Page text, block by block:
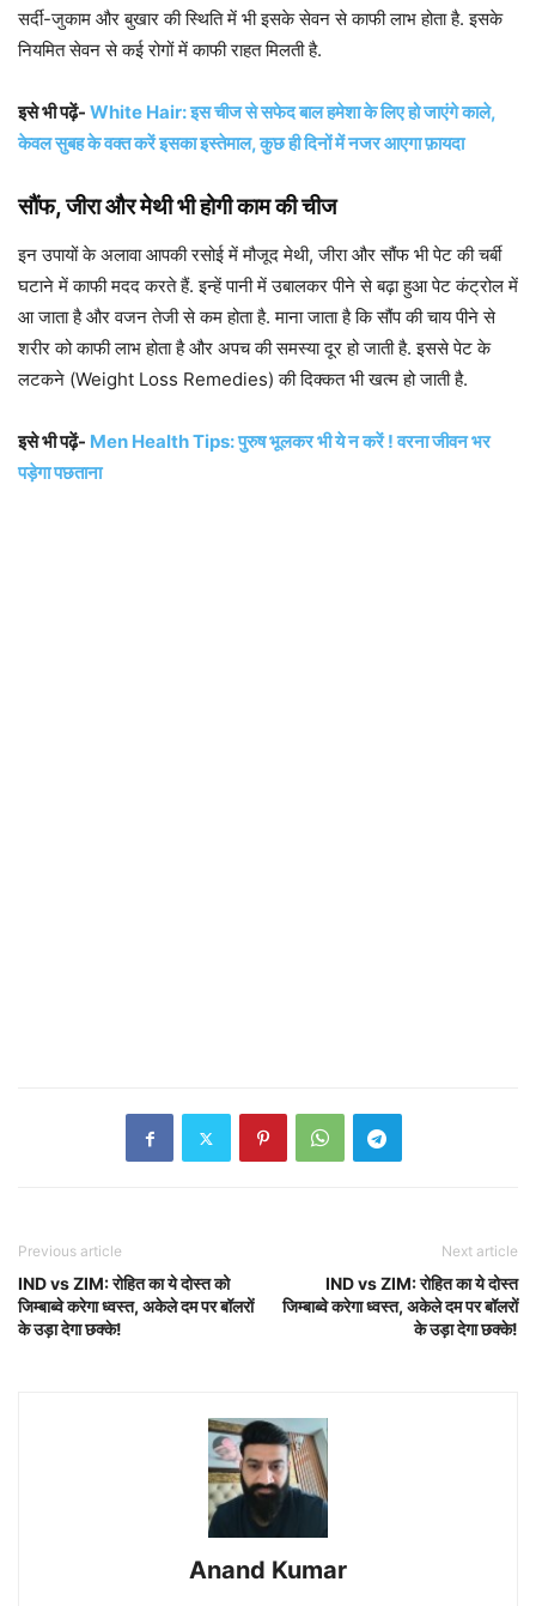
सर्दी-जुकाम और बुखार की स्थिति में भी इसके सेवन से काफी लाभ होता है. इसके
नियमित सेवन से कई रोगों में काफी राहत मिलती है.
इसे भी पढ़ें- White Hair: इस चीज से सफेद बाल हमेशा के लिए हो जाएंगे काले,
केवल सुबह के वक्त करें इसका इस्तेमाल, कुछ ही दिनों में नजर आएगा फ़ायदा
सौंफ, जीरा और मेथी भी होगी काम की चीज
इन उपायों के अलावा आपकी रसोई में मौजूद मेथी, जीरा और सौंफ भी पेट की चर्बी
घटाने में काफी मदद करते हैं. इन्हें पानी में उबालकर पीने से बढ़ा हुआ पेट कंट्रोल में
आ जाता है और वजन तेजी से कम होता है. माना जाता है कि सौंप की चाय पीने से
शरीर को काफी लाभ होता है और अपच की समस्या दूर हो जाती है. इससे पेट के
लटकने (Weight Loss Remedies) की दिक्कत भी खत्म हो जाती है.
इसे भी पढ़ें- Men Health Tips: पुरुष भूलकर भी ये न करें ! वरना जीवन भर
पड़ेगा पछताना
Previous article
IND vs ZIM: रोहित का ये दोस्त को
जिम्बाब्वे करेगा ध्वस्त, अकेले दम पर बॉलरों
के उड़ा देगा छक्के!
Next article
IND vs ZIM: रोहित का ये दोस्त
जिम्बाब्वे करेगा ध्वस्त, अकेले दम पर बॉलरों
के उड़ा देगा छक्के!
Anand Kumar